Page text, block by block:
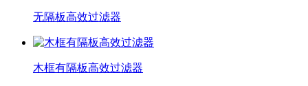
无隔板高效过滤器
木框有隔板高效过滤器